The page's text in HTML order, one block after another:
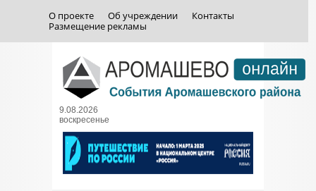
О проекте Об учреждении
Контакты
Размещение рекламы
9.08.2026
воскресенье